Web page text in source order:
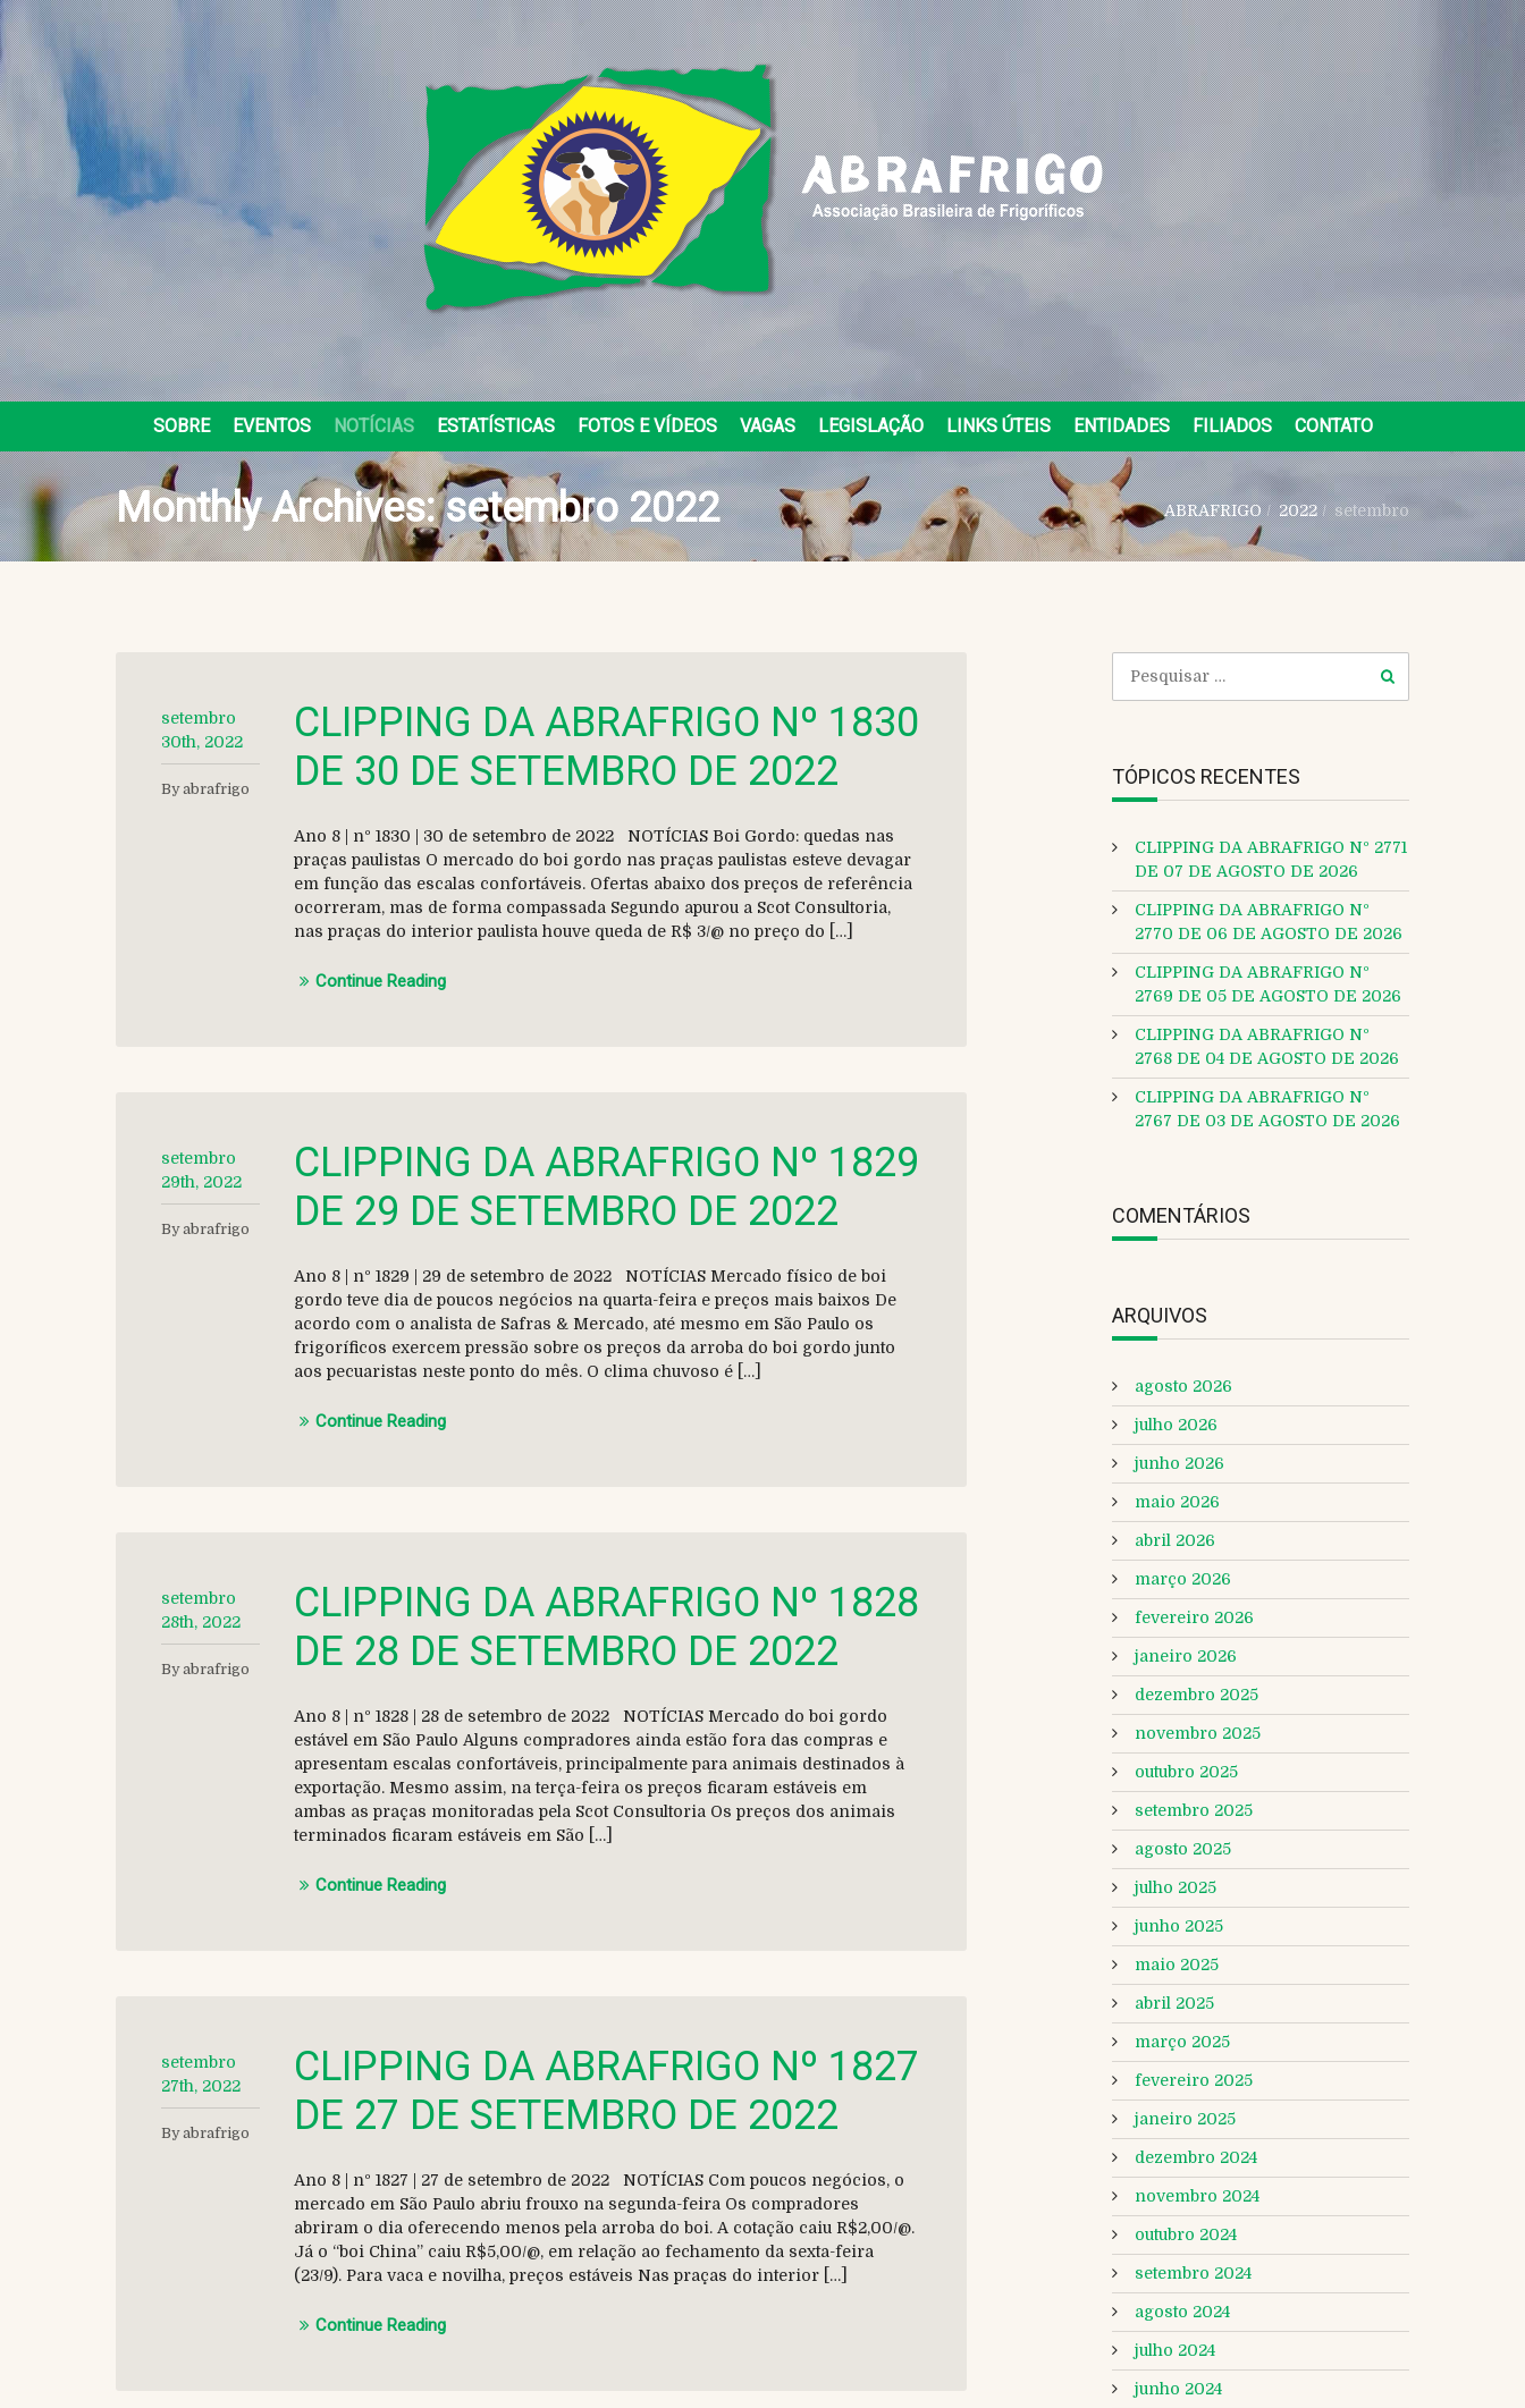
SOBRE EVENTOS NOTÍCIAS ESTATÍSTICAS FOTOS E VÍDEOS VAGAS LEGISLAÇÃO LINKS ÚTEIS ENTIDADES FILIADOS CONTATO
Monthly Archives:setembro 2022 ABRAFRIGO / 2022 / setembro
setembro
30th, 2022
By abrafrigo
CLIPPING DA ABRAFRIGO Nº 1830
DE 30 DE SETEMBRO DE 2022
Ano 8 | nº 1830 | 30 de setembro de 2022 NOTÍCIAS Boi Gordo: quedas nas
praças paulistas O mercado do boi gordo nas praças paulistas esteve devagar
em função das escalas confortáveis. Ofertas abaixo dos preços de referência
ocorreram, mas de forma compassada Segundo apurou a Scot Consultoria,
nas praças do interior paulista houve queda de R$ 3/@ no preço do […]
Continue Reading
setembro
29th, 2022
By abrafrigo
CLIPPING DA ABRAFRIGO Nº 1829
DE 29 DE SETEMBRO DE 2022
Ano 8 | nº 1829 | 29 de setembro de 2022 NOTÍCIAS Mercado físico de boi
gordo teve dia de poucos negócios na quarta-feira e preços mais baixos De
acordo com o analista de Safras & Mercado, até mesmo em São Paulo os
frigoríficos exercem pressão sobre os preços da arroba do boi gordo junto
aos pecuaristas neste ponto do mês. O clima chuvoso é […]
Continue Reading
setembro
28th, 2022
By abrafrigo
CLIPPING DA ABRAFRIGO Nº 1828
DE 28 DE SETEMBRO DE 2022
Ano 8 | nº 1828 | 28 de setembro de 2022 NOTÍCIAS Mercado do boi gordo
estável em São Paulo Alguns compradores ainda estão fora das compras e
apresentam escalas confortáveis, principalmente para animais destinados à
exportação. Mesmo assim, na terça-feira os preços ficaram estáveis em
ambas as praças monitoradas pela Scot Consultoria Os preços dos animais
terminados ficaram estáveis em São […]
Continue Reading
setembro
27th, 2022
By abrafrigo
CLIPPING DA ABRAFRIGO Nº 1827
DE 27 DE SETEMBRO DE 2022
Ano 8 | nº 1827 | 27 de setembro de 2022 NOTÍCIAS Com poucos negócios, o
mercado em São Paulo abriu frouxo na segunda-feira Os compradores
abriram o dia oferecendo menos pela arroba do boi. A cotação caiu R$2,00/@.
Já o “boi China” caiu R$5,00/@, em relação ao fechamento da sexta-feira
(23/9). Para vaca e novilha, preços estáveis Nas praças do interior […]
Continue Reading
TÓPICOS RECENTES
CLIPPING DA ABRAFRIGO Nº 2771
DE 07 DE AGOSTO DE 2026
CLIPPING DA ABRAFRIGO Nº
2770 DE 06 DE AGOSTO DE 2026
CLIPPING DA ABRAFRIGO Nº
2769 DE 05 DE AGOSTO DE 2026
CLIPPING DA ABRAFRIGO Nº
2768 DE 04 DE AGOSTO DE 2026
CLIPPING DA ABRAFRIGO Nº
2767 DE 03 DE AGOSTO DE 2026
COMENTÁRIOS
ARQUIVOS
agosto 2026
julho 2026
junho 2026
maio 2026
abril 2026
março 2026
fevereiro 2026
janeiro 2026
dezembro 2025
novembro 2025
outubro 2025
setembro 2025
agosto 2025
julho 2025
junho 2025
maio 2025
abril 2025
março 2025
fevereiro 2025
janeiro 2025
dezembro 2024
novembro 2024
outubro 2024
setembro 2024
agosto 2024
julho 2024
junho 2024